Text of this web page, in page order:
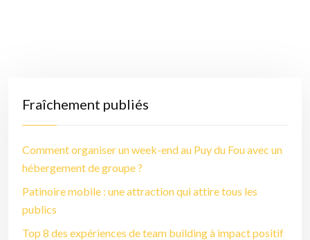
Fraîchement publiés
Comment organiser un week-end au Puy du Fou avec un
hébergement de groupe ?
Patinoire mobile : une attraction qui attire tous les
publics
Top 8 des expériences de team building à impact positif